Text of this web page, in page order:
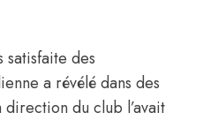
satisfaite des
a révélé dans des
du club l’avait